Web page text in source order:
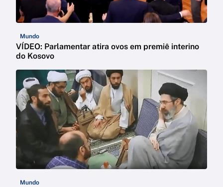
Mundo
VÍDEO: Parlamentar atira ovos em premiê interino
do Kosovo
Mundo